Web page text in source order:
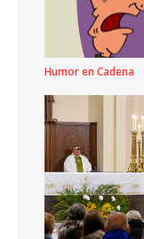
Humor en Cadena